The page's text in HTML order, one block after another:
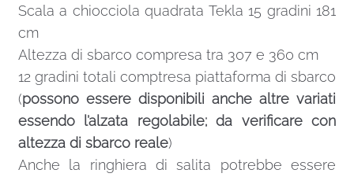
Scala a chiocciola quadrata Tekla 15 gradini 181
cm
Altezza di sbarco compresa tra 307 e 360 cm
12 gradini totali comptresa piattaforma di sbarco
(possono essere disponibili anche altre variati
essendo l’alzata regolabile; da verificare con
altezza di sbarco reale)
Anche la ringhiera di salita potrebbe essere